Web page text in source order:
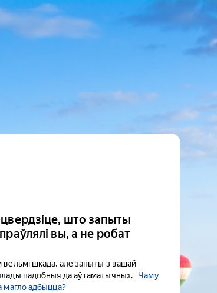
што запыты
вы, а не робат
вельмі шкада, але запыты з вашай
падобныя да аўтаматычных.
Чаму
магло адбыцца?